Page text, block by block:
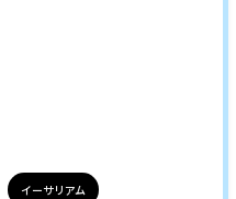
イーサリアム